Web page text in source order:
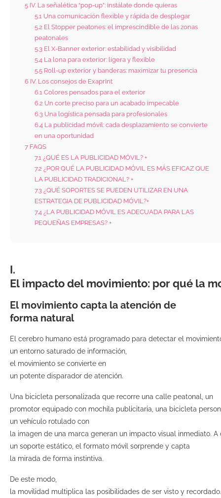
5 IV. La señalética “pop-up”: instálate donde quieras
5.1Una comunicación flexible y rápida de desplegar
5.2El Stopper peatones: el imprescindible de las zonas
peatonales
5.3El X-Banner exterior: estabilidad y visibilidad
5.4La lona para exterior: ligera y flexible
5.5Roll-up exterior y banderas: maximizar tu presencia
6 IV. Los consejos de Exaprint
6.1Colores pensados para el exterior
6.2Un corte preciso para un acabado impecable
6.3Una logística pensada para profesionales
6.4La publicidad móvil: cada desplazamiento se convierte
en una oportunidad
7 FAQS
7.1¿QUÉ ES LA PUBLICIDAD MÓVIL? +
7.2¿POR QUÉ LA PUBLICIDAD MÓVIL ES MÁS EFICAZ QUE
LA PUBLICIDAD TRADICIONAL? +
7.3¿QUÉ SOPORTES SE PUEDEN UTILIZAR EN UNA
ESTRATEGIA DE PUBLICIDAD MÓVIL?+
7.4¿LA PUBLICIDAD MÓVIL ES ADECUADA PARA LAS
PEQUEÑAS EMPRESAS? +
I.
El impacto del movimiento: por qué la
El movimiento capta la atención de
forma natural
El cerebro humano está programado para detectar el
un entorno saturado de información,
el movimiento se convierte en
un potente disparador de atención.
Una bicicleta personalizada que recorre una calle peatonal, un
promotor equipado con mochila publicitaria, una bicicleta
un vehículo rotulado con
la imagen de una marca generan un impacto visual inmediato.
un soporte estático, el formato móvil sorprende y capta
la mirada de forma instintiva.
De este modo,
la movilidad multiplica las posibilidades de ser visto y